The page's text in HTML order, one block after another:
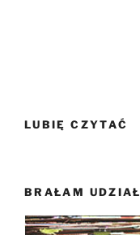
LUBIĘ CZYTAĆ
BRAŁAM UDZIAŁ